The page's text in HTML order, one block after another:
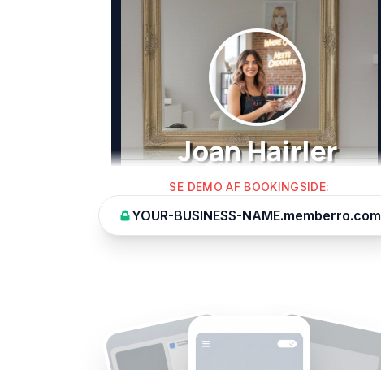
SE DEMO AF BOOKINGSIDE:
YOUR-BUSINESS-NAME.memberro.com